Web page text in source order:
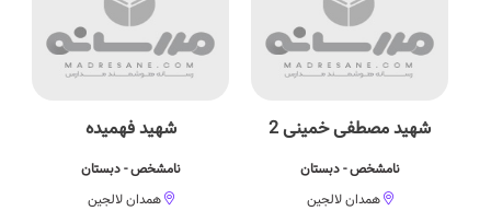
شهید مصطفی خمینی 2
نامشخص - دبستان
همدان لالجین
شهید فهمیده
نامشخص - دبستان
همدان لالجین